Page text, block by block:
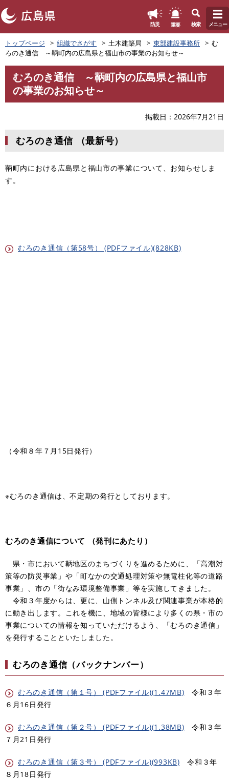
ペ
ー
ジ
の
で
防災 重要 検索 メニュー
トップページ 組織でさがす 土木建築局 東部建設事務所
む
ろのき通信 ～鞆町内の広島県と福山市の事業のお知らせ～
むろのき通信 ～鞆町内の広島県と福山市
の事業のお知らせ～
掲載日 2026年7月21日
むろのき通信 （最新号）
鞆町内における広島県と福山市の事業について、お知らせしま
す。
むろのき通信（第58号） (PDFファイル)(828KB)
（令和８年７月15日発行）
※むろのき通信は、不定期の発行としております。
むろのき通信について （発刊にあたり）
県・市において鞆地区のまちづくりを進めるために、「高潮対
策等の防災事業」や「町なかの交通処理対策や無電柱化等の道路
事業」、市の「街なみ環境整備事業」等を実施してきました。
令和３年度からは、更に、山側トンネル及び関連事業が本格的
に動き出します。これを機に、地域の皆様により多くの県・市の
事業についての情報を知っていただけるよう、「むろのき通信」
を発行することといたしました。
むろのき通信（バックナンバー）
むろのき通信（第１号） (PDFファイル)(1.47MB) 令和３年
６月16日発行
むろのき通信（第２号） (PDFファイル)(1.38MB) 令和３年
７月21日発行
むろのき通信（第３号） (PDFファイル)(993KB) 令和３年
８月18日発行